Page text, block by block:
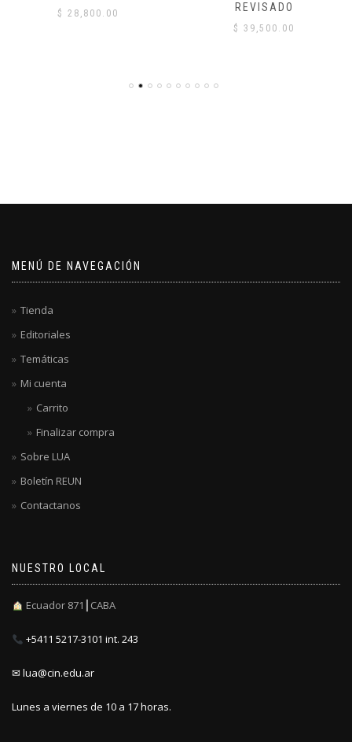
$ 28,800.00
REVISADO
$ 39,500.00
MENÚ DE NAVEGACIÓN
Tienda
Editoriales
Temáticas
Mi cuenta
Carrito
Finalizar compra
Sobre LUA
Boletín REUN
Contactanos
NUESTRO LOCAL
Ecuador 871┃CABA
+5411 5217-3101 int. 243
✉ lua@cin.edu.ar
Lunes a viernes de 10 a 17 horas.